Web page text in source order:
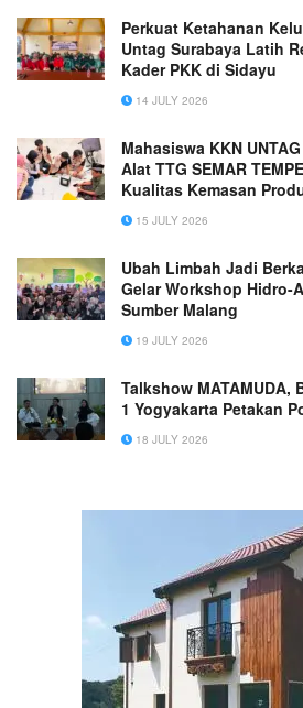
Perkuat Ketahanan
Untag Surabaya Latih
Kader PKK di Sidayu
14 JULY 2026
Mahasiswa KKN
Alat TTG SEMAR
Kualitas Kemasan
15 JULY 2026
Ubah Limbah Jadi
Gelar Workshop Hidro-
Sumber Malang
19 JULY 2026
Talkshow MATAMUDA,
1 Yogyakarta Petakan
18 JULY 2026